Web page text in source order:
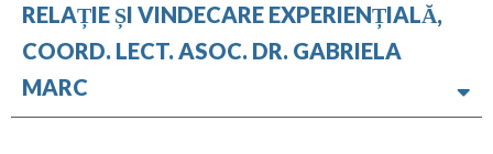
RELAȚIE ȘI VINDECARE EXPERIENȚIALĂ,
COORD. LECT. ASOC. DR. GABRIELA
MARC